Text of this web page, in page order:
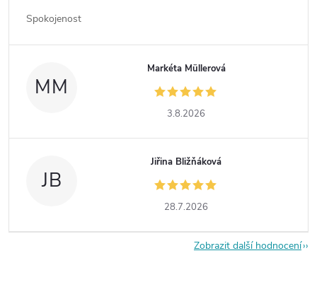
Spokojenost
MM
Markéta Müllerová
3.8.2026
JB
Jiřina Bližňáková
28.7.2026
Zobrazit další hodnocení